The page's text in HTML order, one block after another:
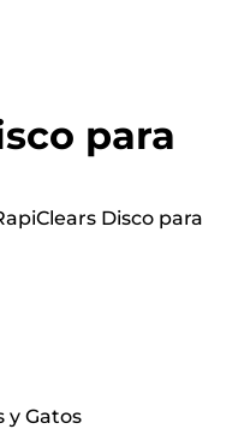
para
Disco para
y Gatos